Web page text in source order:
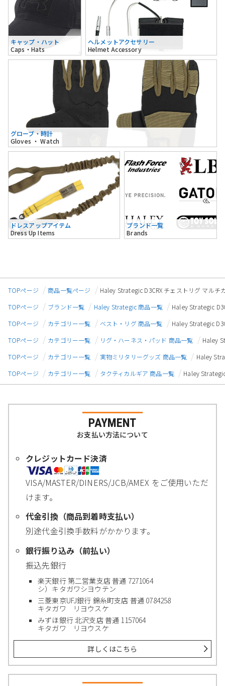
キャップ・ハット
Caps・Hats
ヘルメットアクセサリー
Helmet Accessory
グローブ・時計
Gloves ・ Watch
ドレスアップアイテム
Dress Up Items
ブランド一覧
Brands
TOPページ 商品一覧ページ
Haley Strategic D3CRX チェストリグ マルチ
TOPページ
ブランド一覧 Haley Strategic 商品一覧
Haley Strategic
TOPページ
カテゴリー一覧 ベスト・リグ 商品一覧
Haley Strategic
TOPページ
カテゴリー一覧 リグ・ハーネス・パッド 商品一覧
Haley
TOPページ
カテゴリー一覧 実物ミリタリーグッズ 商品一覧
Haley
TOPページ
カテゴリー一覧 タクティカルギア 商品一覧 Haley
PAYMENT
お支払い方法について
クレジットカード決済
VISA/MASTER/DINERS/JCB/AMEX をご使用いただ
けます。
代金引換（商品到着時支払い）
別途代金引換手数料がかかります。
銀行振り込み（前払い）
振込先銀行
楽天銀行 第二営業支店 普通 7271064
シ）キタガワシヨウテン
三菱東京UFJ銀行 錦糸町支店 普通 0784258
キタガワ リヨウスケ
みずほ銀行 北沢支店 普通 1157064
キタガワ リヨウスケ
詳しくはこちら